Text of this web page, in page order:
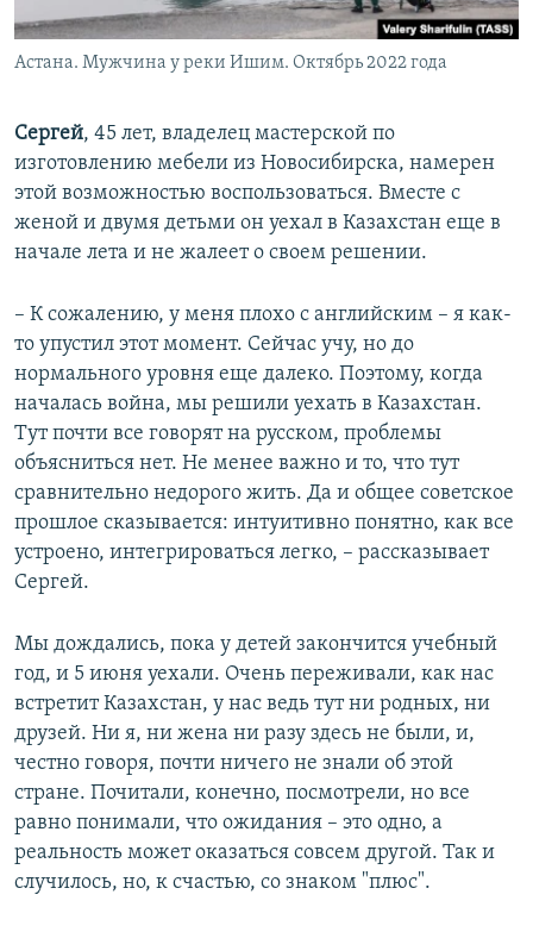
Астана. Мужчина у реки Ишим. Октябрь 2022 года
Сергей, 45 лет, владелец мастерской по
изготовлению мебели из Новосибирска, намерен
этой возможностью воспользоваться. Вместе с
женой и двумя детьми он уехал в Казахстан еще в
начале лета и не жалеет о своем решении.
– К сожалению, у меня плохо с английским – я как-
то упустил этот момент. Сейчас учу, но до
нормального уровня еще далеко. Поэтому, когда
началась война, мы решили уехать в Казахстан.
Тут почти все говорят на русском, проблемы
объясниться нет. Не менее важно и то, что тут
сравнительно недорого жить. Да и общее советское
прошлое сказывается: интуитивно понятно, как все
устроено, интегрироваться легко, – рассказывает
Сергей.
Мы дождались, пока у детей закончится учебный
год, и 5 июня уехали. Очень переживали, как нас
встретит Казахстан, у нас ведь тут ни родных, ни
друзей. Ни я, ни жена ни разу здесь не были, и,
честно говоря, почти ничего не знали об этой
стране. Почитали, конечно, посмотрели, но все
равно понимали, что ожидания – это одно, а
реальность может оказаться совсем другой. Так и
случилось, но, к счастью, со знаком "плюс".